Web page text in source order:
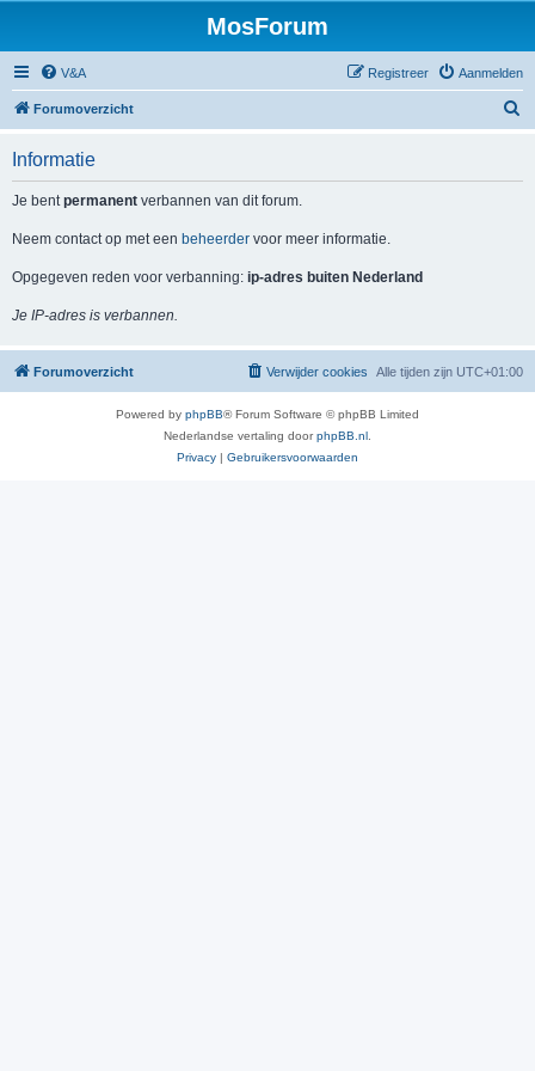
MosForum
V&A Aanmelden
Registreer
Forumoverzicht
Informatie
Je bentpermanent verbannen van dit forum.
Neem contact op met een beheerder voor meer informatie.
Opgegeven reden voor verbanning: ip-adres buiten Nederland
Je IP-adres is verbannen.
Forumoverzicht Alle tijden zijn UTC+01:00
Verwijder cookies
Powered by phpBB® Forum Software © phpBB Limited
Nederlandse vertaling doorphpBB.nl
Privacy | Gebruikersvoorwaarden